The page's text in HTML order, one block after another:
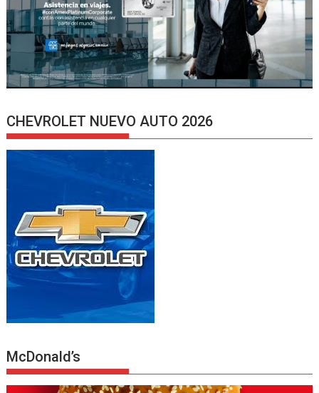
CHEVROLET NUEVO AUTO 2026
McDonald’s